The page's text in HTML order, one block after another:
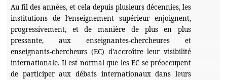
Au fil des années, et cela depuis plusieurs décennies, les
institutions de l’enseignement supérieur enjoignent,
progressivement, et de manière de plus en plus
pressante, aux enseignantes-chercheures et
enseignants-chercheurs (EC) d’accroître leur visibilité
internationale. Il est normal que les EC se préoccupent
de participer aux débats internationaux dans leurs